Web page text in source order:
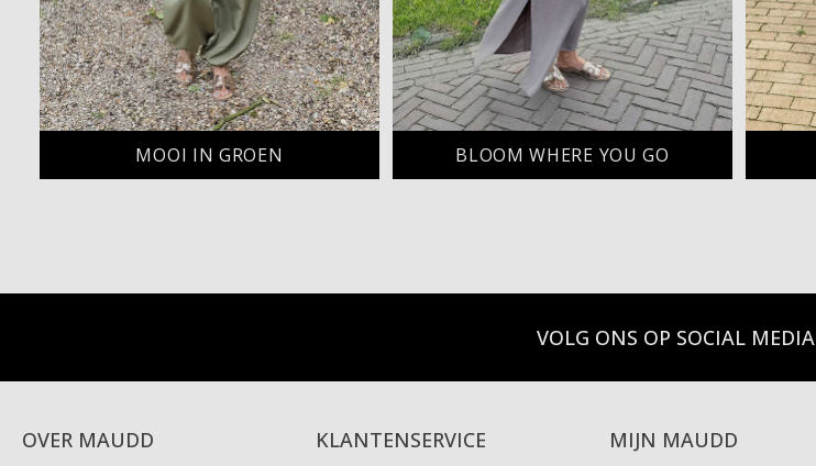
MOOI IN GROEN BLOOM WHERE YOU GO
VOLG ONS OP SOCIAL MEDIA
OVER MAUDD KLANTENSERVICE MIJN MAUDD